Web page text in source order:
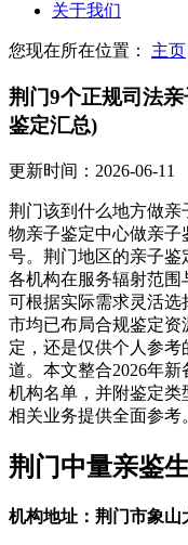
关于我们
您现在所在位置： 主页
荆门9个正规司法
鉴定汇总)
更新时间：2026-06-11
荆门该到什么地方做
物亲子鉴定中心做亲子
号。荆门地区的亲子鉴
各机构在服务辐射范
可根据实际需求灵活选
市均已布局合规鉴定
定，还是仅供个人参
道。本文整合2026年
机构名单，并附鉴定
相关业务提供全面参考
荆门中量亲鉴
机构地址：荆门市象山